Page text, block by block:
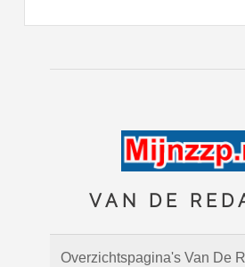
VAN DE
Overzichtspagina's Van De